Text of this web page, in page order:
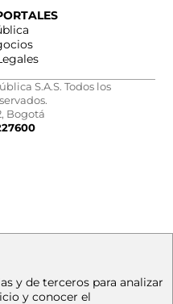
S.A.S. Todos los
Bogotá
y de terceros para analizar
y conocer el